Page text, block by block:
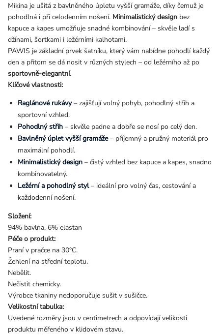
Mikina je ušitá z bavlněného úpletu vyšší gramáže, díky čemuž je
pohodlná i při celodenním nošení. Minimalistický design bez
kapuce a kapes umožňuje snadné kombinování – skvěle ladí s
džínami, šortkami i ležérními kalhotami.
PAWIS je základní prvek šatníku, který vám nabídne pohodlí každý
den a přitom se dá nosit v různých stylech – od ležérního až po
sportovně-elegantní.
Klíčové vlastnosti:
Raglánové rukávy– zajišťují volný pohyb, pohodlný střih a
sportovní vzhled.
Pohodlný střih – skvěle padne a dobře se nosí po celý den.
Bavlněný úplet vyšší gramáže– příjemný a pružný materiál pro
maximální pohodlí.
Minimalistický design – čistý vzhled bez kapuce a kapes, snadno
kombinovatelný.
Ležérní a pohodlný styl– ideální pro volný čas, cestování a
každodenní nošení.
Složení:
94% bavlna, 6% elastan
Péče o produkt:
Praní v pračce na 30°C.
Žehlení na střední teplotu.
Nebělit.
Nečistit chemicky.
Výrobce tkaniny nedoporučuje sušit v sušičce.
Velikostní tabulka:
Uvedené rozměry jsou v centimetrech a odpovídají velikosti
produktu měřeného v klidovém stavu.